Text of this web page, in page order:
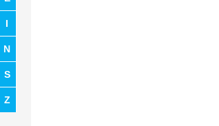
I
N
S
Z